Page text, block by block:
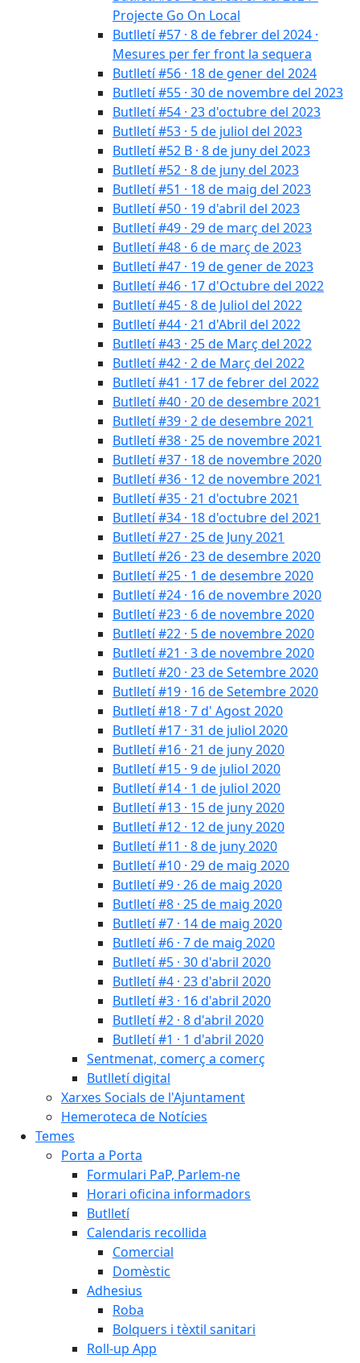
Projecte Go On Local
Butlletí #57 · 8 de febrer del 2024 ·
Mesures per fer front la sequera
Butlletí #56 · 18 de gener del 2024
Butlletí #55 · 30 de novembre del 2023
Butlletí #54 · 23 d'octubre del 2023
Butlletí #53 · 5 de juliol del 2023
Butlletí #52 B · 8 de juny del 2023
Butlletí #52 · 8 de juny del 2023
Butlletí #51 · 18 de maig del 2023
Butlletí #50 · 19 d'abril del 2023
Butlletí #49 · 29 de març del 2023
Butlletí #48 · 6 de març de 2023
Butlletí #47 · 19 de gener de 2023
Butlletí #46 · 17 d'Octubre del 2022
Butlletí #45 · 8 de Juliol del 2022
Butlletí #44 · 21 d'Abril del 2022
Butlletí #43 · 25 de Març del 2022
Butlletí #42 · 2 de Març del 2022
Butlletí #41 · 17 de febrer del 2022
Butlletí #40 · 20 de desembre 2021
Butlletí #39 · 2 de desembre 2021
Butlletí #38 · 25 de novembre 2021
Butlletí #37 · 18 de novembre 2020
Butlletí #36 · 12 de novembre 2021
Butlletí #35 · 21 d'octubre 2021
Butlletí #34 · 18 d'octubre del 2021
Butlletí #27 · 25 de Juny 2021
Butlletí #26 · 23 de desembre 2020
Butlletí #25 · 1 de desembre 2020
Butlletí #24 · 16 de novembre 2020
Butlletí #23 · 6 de novembre 2020
Butlletí #22 · 5 de novembre 2020
Butlletí #21 · 3 de novembre 2020
Butlletí #20 · 23 de Setembre 2020
Butlletí #19 · 16 de Setembre 2020
Butlletí #18 · 7 d' Agost 2020
Butlletí #17 · 31 de juliol 2020
Butlletí #16 · 21 de juny 2020
Butlletí #15 · 9 de juliol 2020
Butlletí #14 · 1 de juliol 2020
Butlletí #13 · 15 de juny 2020
Butlletí #12 · 12 de juny 2020
Butlletí #11 · 8 de juny 2020
Butlletí #10 · 29 de maig 2020
Butlletí #9 · 26 de maig 2020
Butlletí #8 · 25 de maig 2020
Butlletí #7 · 14 de maig 2020
Butlletí #6 · 7 de maig 2020
Butlletí #5 · 30 d'abril 2020
Butlletí #4 · 23 d'abril 2020
Butlletí #3 · 16 d'abril 2020
Butlletí #2 · 8 d'abril 2020
Butlletí #1 · 1 d'abril 2020
Sentmenat, comerç a comerç
Butlletí digital
Xarxes Socials de l'Ajuntament
Hemeroteca de Notícies
Temes
Porta a Porta
Formulari PaP, Parlem-ne
Horari oficina informadors
Butlletí
Calendaris recollida
Comercial
Domèstic
Adhesius
Roba
Bolquers i tèxtil sanitari
Roll-up App